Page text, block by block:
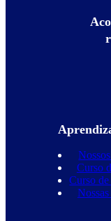
Curso
Curso